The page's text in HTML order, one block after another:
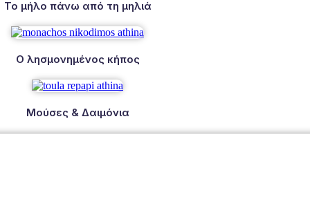
Το μήλο πάνω από τη μηλιά
Ο λησμονημένος κήπος
Μούσες & Δαιμόνια